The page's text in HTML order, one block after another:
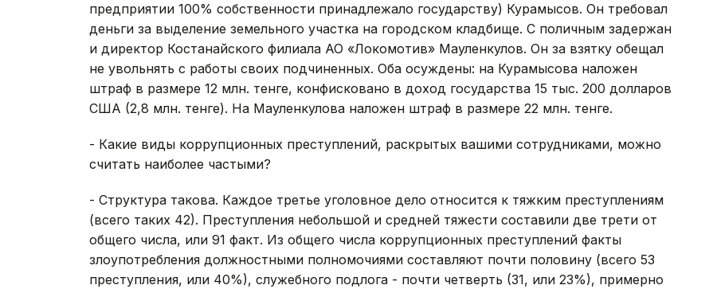
предприятии 100% собственности принадлежало государству) Курамысов. Он требовал
деньги за выделение земельного участка на городском кладбище. С поличным задержан
и директор Костанайского филиала АО «Локомотив» Мауленкулов. Он за взятку обещал
не увольнять с работы своих подчиненных. Оба осуждены: на Курамысова наложен
штраф в размере 12 млн. тенге, конфисковано в доход государства 15 тыс. 200 долларов
США (2,8 млн. тенге). На Мауленкулова наложен штраф в размере 22 млн. тенге.
- Какие виды коррупционных преступлений, раскрытых вашими сотрудниками, можно
считать наиболее частыми?
- Структура такова. Каждое третье уголовное дело относится к тяжким преступлениям
(всего таких 42). Преступления небольшой и средней тяжести составили две трети от
общего числа, или 91 факт. Из общего числа коррупционных преступлений факты
злоупотребления должностными полномочиями составляют почти половину (всего 53
преступления, или 40%), служебного подлога - почти четверть (31, или 23%), примерно